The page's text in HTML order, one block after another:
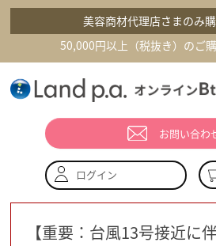
美容商材代理店さまのみ
50,000円以上（税抜き）のご
お問い合わ
ログイン
【重要：台風13号接近に